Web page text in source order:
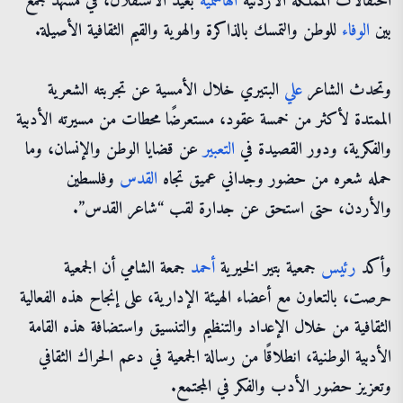
بين الوفاء للوطن والتمسك بالذاكرة والهوية والقيم الثقافية الأصيلة.
وتحدث الشاعرعلي البتيري خلال الأمسية عن تجربته الشعرية
الممتدة لأكثر من خمسة عقود، مستعرضًا محطات من مسيرته الأدبية
والفكرية، ودور القصيدة في التعبيرعن قضايا الوطن والإنسان، وما
حمله شعره من حضور وجداني عميق تجاه القدس وفلسطين
والأردن، حتى استحق عن جدارة لقب “شاعر القدس”.
وأكد رئيس جمعية بتير الخيريةأحمد جمعة الشامي أن الجمعية
حرصت، بالتعاون مع أعضاء الهيئة الإدارية، على إنجاح هذه الفعالية
الثقافية من خلال الإعداد والتنظيم والتنسيق واستضافة هذه القامة
الأدبية الوطنية، انطلاقًا من رسالة الجمعية في دعم الحراك الثقافي
وتعزيز حضور الأدب والفكر في المجتمع.